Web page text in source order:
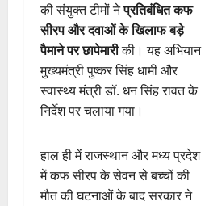
की संयुक्त टीमों नेप्रतिबंधित कफ
सीरप और दवाओं के खिलाफ बड़े
पैमाने पर छापेमारीकी। यह अभियान
मुख्यमंत्री पुष्कर सिंह धामी और
स्वास्थ्य मंत्री डॉ. धन सिंह रावत के
निर्देश पर चलाया गया।
हाल ही में राजस्थान और मध्य प्रदेश
में कफ सीरप के सेवन से बच्चों की
मौत की घटनाओं के बाद सरकार ने